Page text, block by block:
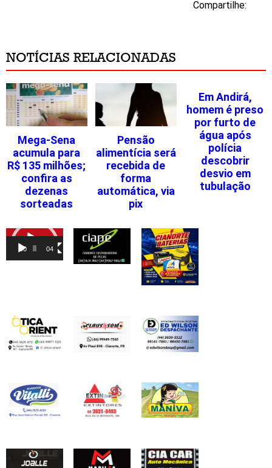
Compartilhe:
NOTÍCIAS RELACIONADAS
Mega-Sena
acumula para
R$ 135 milhões;
confira as
dezenas
sorteadas
Pensão
alimentícia será
recebida de
forma
automática, via
pix
Em Andirá,
homem é preso
por furto de
água após
polícia
descobrir
desvio em
tubulação
Tocador
00:00 04:46